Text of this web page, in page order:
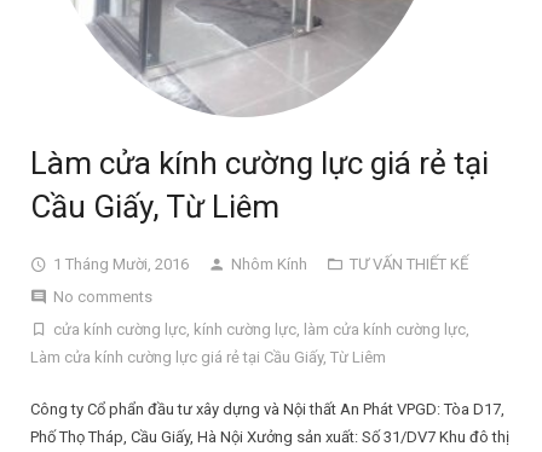
Làm cửa kính cường lực giá rẻ tại
Cầu Giấy, Từ Liêm
1 Tháng Mười, 2016 Nhôm Kính
TƯ VẤN THIẾT KẾ
No comments
cửa kính cường lực kính cường lực làm cửa kính cường lực
Làm cửa kính cường lực giá rẻ tại Cầu Giấy, Từ Liêm
Công ty Cổ phẩn đầu tư xây dựng và Nội thất An Phát VPGD: Tòa D17,
Phố Thọ Tháp, Cầu Giấy, Hà Nội Xưởng sản xuất: Số 31/DV7 Khu đô thị